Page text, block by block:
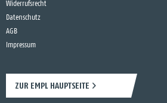
Widerrufsrecht
Datenschutz
AGB
Impressum
ZUR EMPL HAUPTSEITE